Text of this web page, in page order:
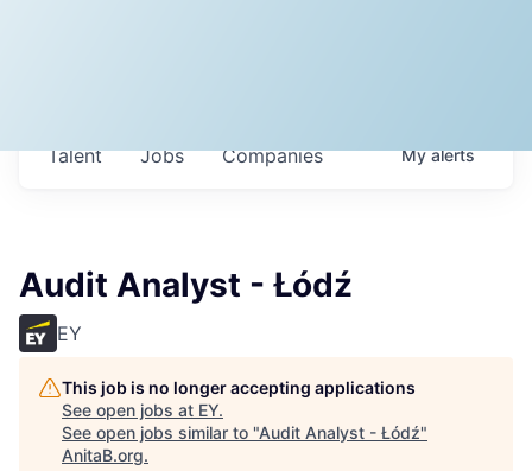
Jobs Companies
Talent Myalerts
Audit Analyst - Łódź
EY
This job is no longer accepting applications
See open jobs at EY.
See open jobs similar to "Audit Analyst - Łódź"
AnitaB.org.